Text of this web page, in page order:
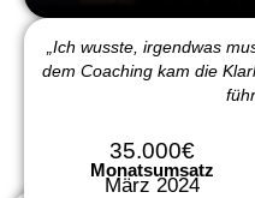
„Ich wusste, irgendwas
dem Coaching kam die
35.000€
Monatsumsatz
März 2024